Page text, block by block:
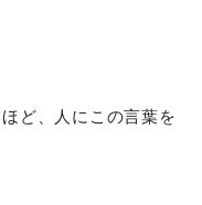
ど、人にこの言葉を